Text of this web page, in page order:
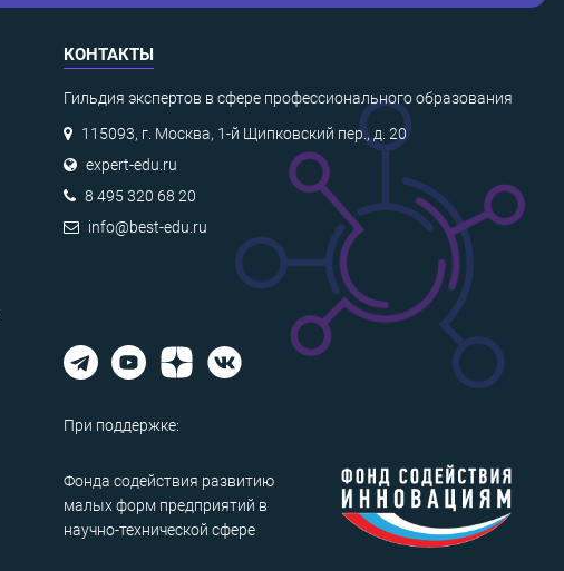
КОНТАКТЫ
Гильдия экспертов в сфере профессионального образования
115093, г. Москва, 1-й Щипковский пер., д. 20
expert-edu.ru
8 495 320 68 20
info@best-edu.ru
При поддержке:
Фонда содействия развитию
малых форм предприятий в
научно-технической сфере